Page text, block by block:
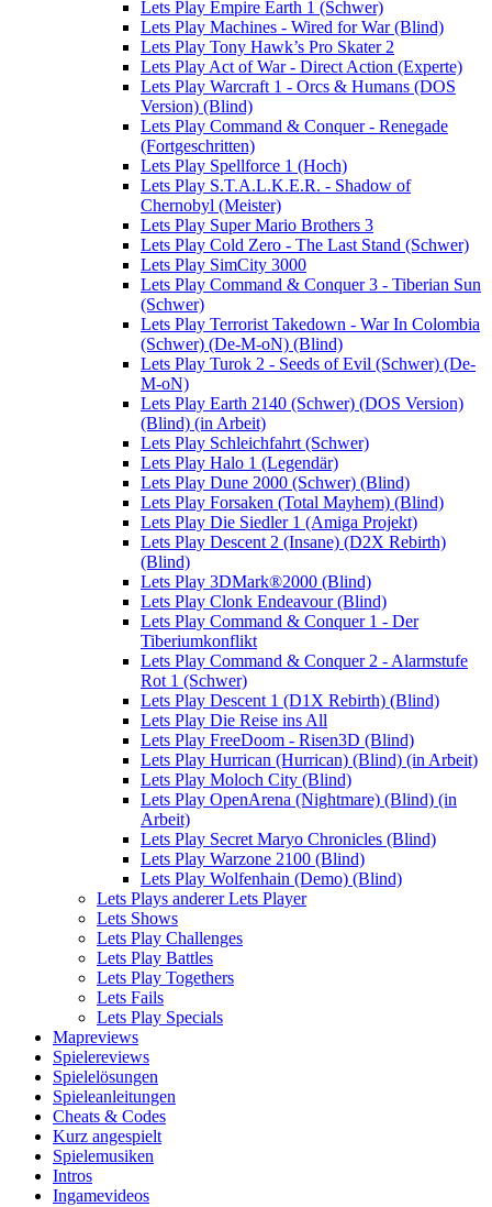
Lets Play Empire Earth 1 (Schwer)
Lets Play Machines - Wired for War (Blind)
Lets Play Tony Hawk’s Pro Skater 2
Lets Play Act of War - Direct Action (Experte)
Lets Play Warcraft 1 - Orcs & Humans (DOS
Version) (Blind)
Lets Play Command & Conquer - Renegade
(Fortgeschritten)
Lets Play Spellforce 1 (Hoch)
Lets Play S.T.A.L.K.E.R. - Shadow of
Chernobyl (Meister)
Lets Play Super Mario Brothers 3
Lets Play Cold Zero - The Last Stand (Schwer)
Lets Play SimCity 3000
Lets Play Command & Conquer 3 - Tiberian Sun
(Schwer)
Lets Play Terrorist Takedown - War In Colombia
(Schwer) (De-M-oN) (Blind)
Lets Play Turok 2 - Seeds of Evil (Schwer) (De-
M-oN)
Lets Play Earth 2140 (Schwer) (DOS Version)
(Blind) (in Arbeit)
Lets Play Schleichfahrt (Schwer)
Lets Play Halo 1 (Legendär)
Lets Play Dune 2000 (Schwer) (Blind)
Lets Play Forsaken (Total Mayhem) (Blind)
Lets Play Die Siedler 1 (Amiga Projekt)
Lets Play Descent 2 (Insane) (D2X Rebirth)
(Blind)
Lets Play 3DMark®2000 (Blind)
Lets Play Clonk Endeavour (Blind)
Lets Play Command & Conquer 1 - Der
Tiberiumkonflikt
Lets Play Command & Conquer 2 - Alarmstufe
Rot 1 (Schwer)
Lets Play Descent 1 (D1X Rebirth) (Blind)
Lets Play Die Reise ins All
Lets Play FreeDoom - Risen3D (Blind)
Lets Play Hurrican (Hurrican) (Blind) (in Arbeit)
Lets Play Moloch City (Blind)
Lets Play OpenArena (Nightmare) (Blind) (in
Arbeit)
Lets Play Secret Maryo Chronicles (Blind)
Lets Play Warzone 2100 (Blind)
Lets Play Wolfenhain (Demo) (Blind)
Lets Plays anderer Lets Player
Lets Shows
Lets Play Challenges
Lets Play Battles
Lets Play Togethers
Lets Fails
Lets Play Specials
Mapreviews
Spielereviews
Spielelösungen
Spieleanleitungen
Cheats & Codes
Kurz angespielt
Spielemusiken
Intros
Ingamevideos